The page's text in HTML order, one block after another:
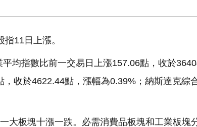
11日上漲。
均指數比前一交易日上漲157.06點，收於
，收於4622.44點，漲幅為0.39%；納斯達克綜
大板塊十漲一跌。必需消費品板塊和工業板塊